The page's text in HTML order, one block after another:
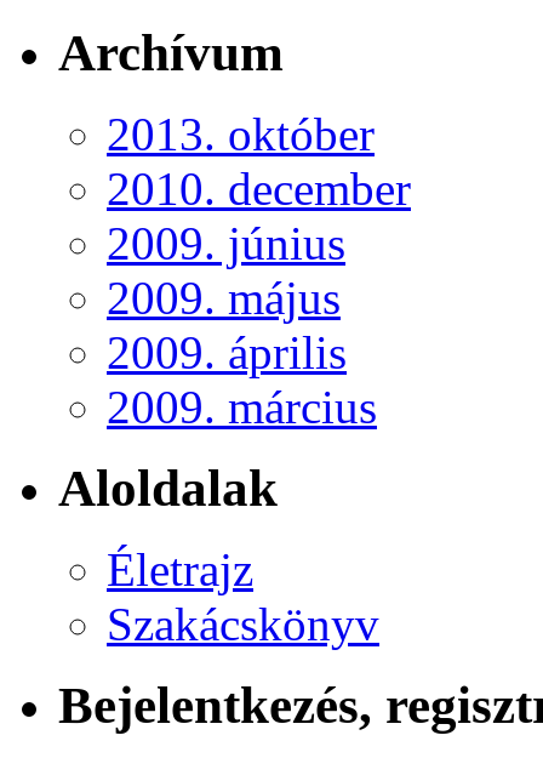
Archívum
2013. október
2010. december
2009. június
2009. május
2009. április
2009. március
Aloldalak
Életrajz
Szakácskönyv
Bejelentkezés,